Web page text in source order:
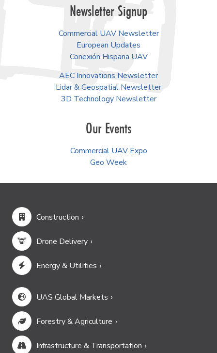
Newsletter Signup
Commercial UAV Newsletter
European Updates
Conexión Hispana UAV
AEC Innovations Newsletter
Lidar & Geospatial Newsletter
3D Technology Newsletter
Our Events
Commercial UAV Expo
Geo Week
Construction
Drone Delivery
Energy & Utilities
UAS Global Markets
Forestry & Agriculture
Infrastructure & Transportation